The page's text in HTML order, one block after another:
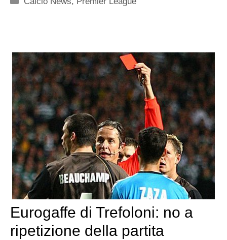
Eurogaffe di Trefoloni: no a
ripetizione della partita